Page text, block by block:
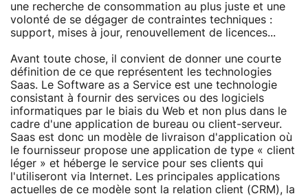
une recherche de consommation au plus juste et une
volonté de se dégager de contraintes techniques :
support, mises à jour, renouvellement de licences...
Avant toute chose, il convient de donner une courte
définition de ce que représentent les technologies
Saas. Le Software as a Service est une technologie
consistant à fournir des services ou des logiciels
informatiques par le biais du Web et non plus dans le
cadre d'une application de bureau ou client-serveur.
Saas est donc un modèle de livraison d'application où
le fournisseur propose une application de type « client
léger » et héberge le service pour ses clients qui
l'utiliseront via Internet. Les principales applications
actuelles de ce modèle sont la relation client (CRM), la